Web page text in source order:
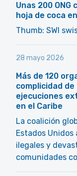
Unas 200
hoja de coca
Thumb: SWI
28 mayo 2026
Más de 120
complicidad
ejecuciones
en el Caribe
La coalición
Estados Unidos
ilegales y
comunidades